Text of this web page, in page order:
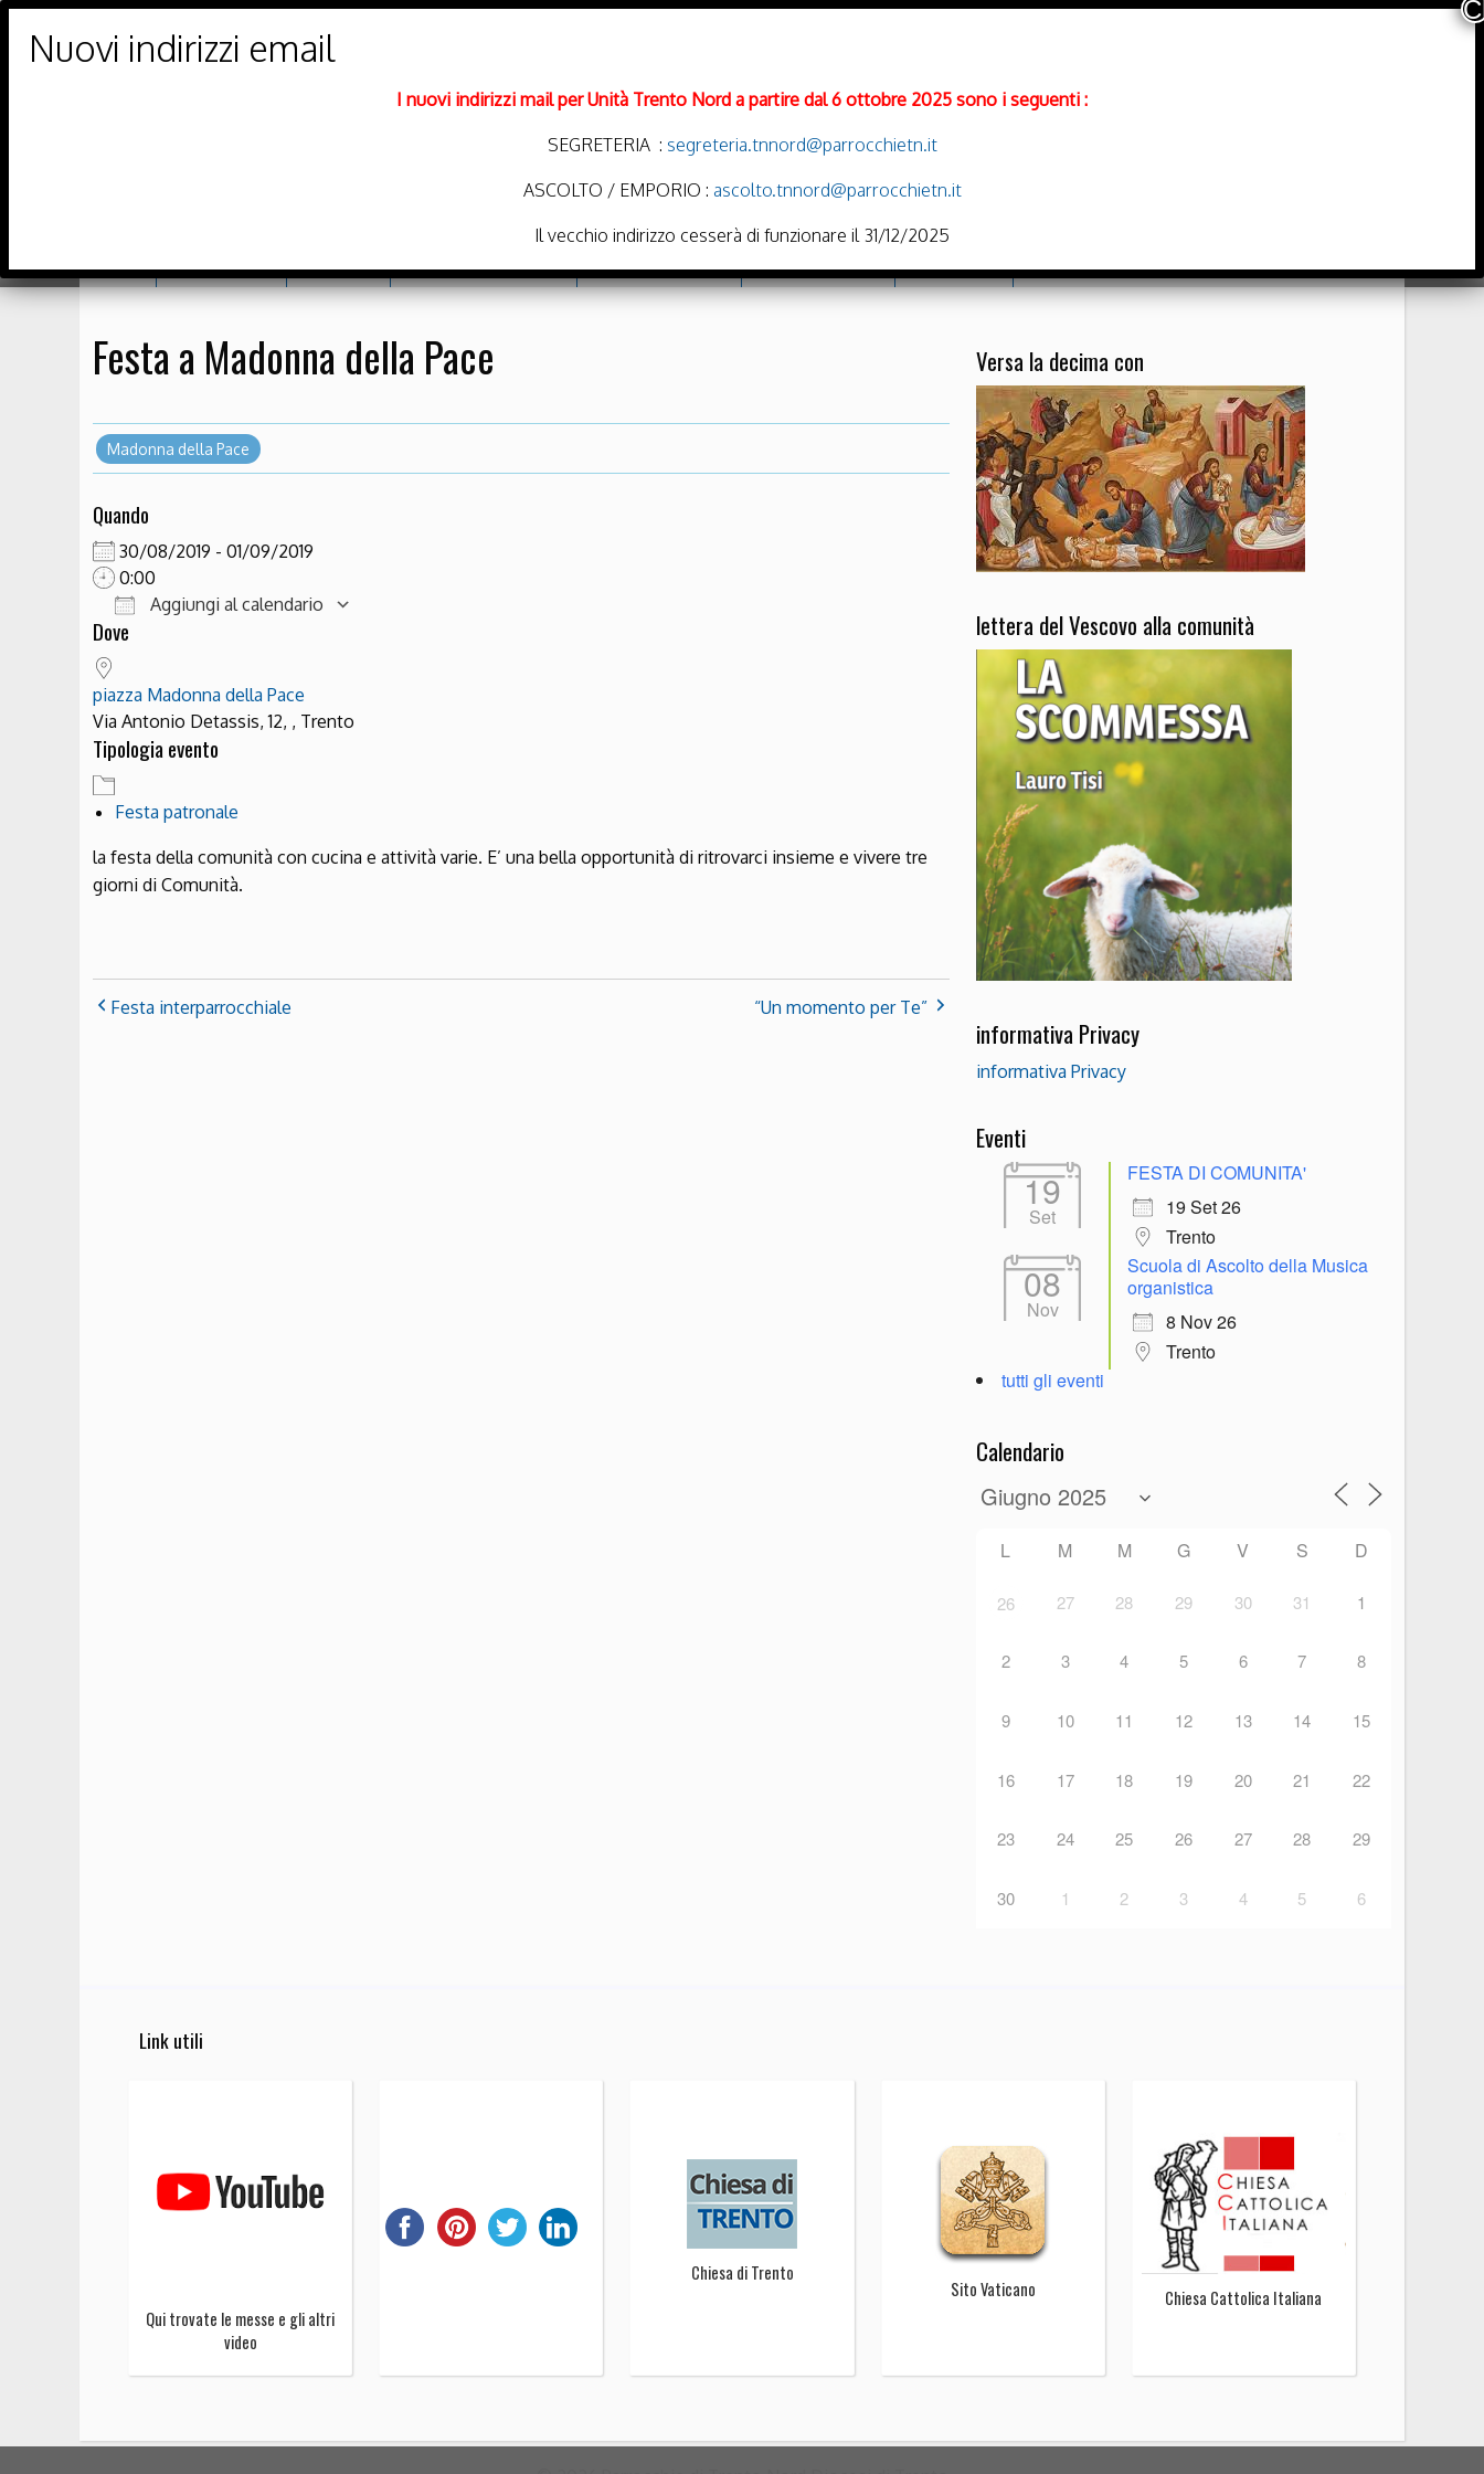
Trento Nord
Festa a Madonna della Pace
Madonna della Pace
Quando
30/08/2019 - 01/09/2019
0:00
Aggiungi al calendario
Office 365 Outlook Live
Dove
piazza Madonna della Pace
Via Antonio Detassis, 12, , Trento
Tipologia evento
Festa patronale
la festa della comunità con cucina e attività varie. E’ una bella opportunità di ritrovarci insieme e vivere tre
giorni di Comunità.
Festa interparrocchiale “Un momento per Te”
Versa la decima con
lettera del Vescovo alla comunità
informativa Privacy
informativa Privacy
Eventi
19
Set
FESTA DI COMUNITA'
19 Set 26
Trento
08
Nov
Scuola di Ascolto della Musica
organistica
8 Nov 26
Trento
tutti gli eventi
Calendario
L M M G V S D
26 27 28 29 30 31 1
2 3 4 5 6 7 8
9 10 11 12 13 14 15
16 17 18 19 20 21 22
23 24 25 26 27 28 29
30 1 2 3 4 5 6
Link utili
Qui trovate le messe e gli altri
video
Chiesa di Trento
Sito Vaticano Chiesa Cattolica Italiana
I nuovi indirizzi mail per Unità Trento Nord a partire dal 6 ottobre 2025 sono i seguenti :
SEGRETERIA : segreteria.tnnord@parrocchietn.it
ASCOLTO / EMPORIO : ascolto.tnnord@parrocchietn.it
Il vecchio indirizzo cesserà di funzionare il 31/12/2025